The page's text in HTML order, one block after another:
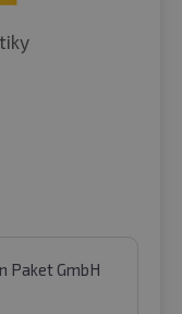
Paket GmbH